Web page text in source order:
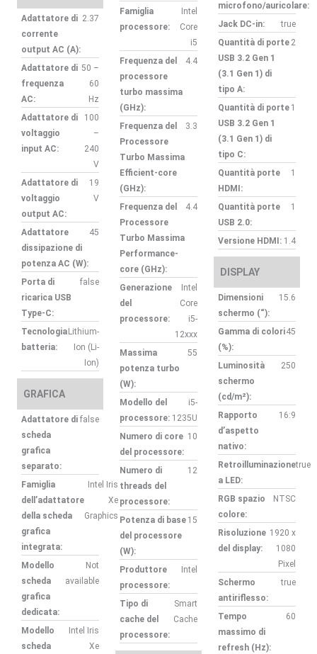
Adattatore di
corrente
output AC (A):
2.37
Adattatore di
frequenza
AC:
50 –
60
Hz
Adattatore di
voltaggio
input AC:
100
–
240
V
Adattatore di
voltaggio
output AC:
19
V
Adattatore
dissipazione di
potenza AC (W):
45
Porta di
ricarica USB
Type-C:
false
Tecnologia
batteria:
Lithium-
Ion (Li-
Ion)
GRAFICA
Adattatore di
scheda
grafica
separato:
false
Famiglia
dell’adattatore
della scheda
grafica
integrata:
Intel Iris
Xe
Graphics
Modello
scheda
grafica
dedicata:
Not
available
Modello
scheda
Intel Iris
Xe
Famiglia
processore:
Intel
Core
i5
Frequenza del
processore
turbo massima
(GHz):
4.4
Frequenza del
Processore
Turbo Massima
Efficient-core
(GHz):
3.3
Frequenza del
Processore
Turbo Massima
Performance-
core (GHz):
4.4
Generazione
del
processore:
Intel
Core
i5-
12xxx
Massima
potenza turbo
(W):
55
Modello del
processore:
i5-
1235U
Numero di core
del processore:
10
Numero di
threads del
processore:
12
Potenza di base
del processore
(W):
15
Produttore
processore:
Intel
Tipo di
cache del
processore:
Smart
Cache
microfono/auricolare:
Jack DC-in:
true
Quantità di porte
USB 3.2 Gen 1
(3.1 Gen 1) di
tipo A:
2
Quantità di porte
USB 3.2 Gen 1
(3.1 Gen 1) di
tipo C:
1
Quantità porte
HDMI:
1
Quantità porte
USB 2.0:
1
Versione HDMI: 1.4
DISPLAY
Dimensioni
schermo (“):
15.6
Gamma di colori
(%):
45
Luminosità
schermo
(cd/m²):
250
Rapporto
d’aspetto
nativo:
16:9
Retroilluminazione
a LED:
true
RGB spazio
colore:
NTSC
Risoluzione
del display:
1920 x
1080
Pixel
Schermo
antiriflesso:
true
Tempo
massimo di
refresh (Hz):
60